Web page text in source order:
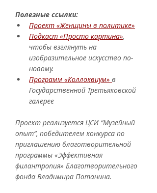
Полезные ссылки:
Проект «Женщины в политике»
Подкаст «Просто картина»,
чтобы взглянуть на
изобразительное искусство по-
новому.
Программ «Коллоквиум» в
Государственной Третьяковской
галерее
Проект реализуется ЦСИ “Музейный
опыт”, победителем конкурса по
приглашению благотворительной
программы «Эффективная
филантропия» Благотворительного
фонда Владимира Потанина.